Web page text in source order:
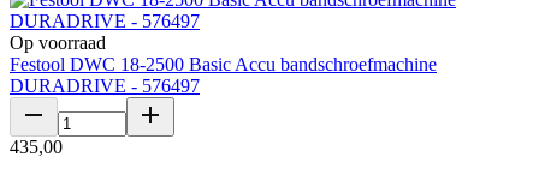
Op voorraad
Festool DWC 18-2500 Basic Accu bandschroefmachine
DURADRIVE - 576497
435,00